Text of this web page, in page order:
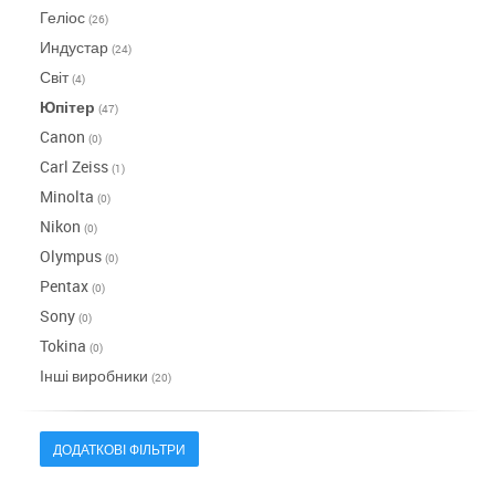
Геліос (26)
Индустар (24)
Світ(4)
Юпітер (47)
Canon (0)
Carl Zeiss (1)
Minolta (0)
Nikon (0)
Olympus (0)
Pentax (0)
Sony (0)
Tokina (0)
Інші виробники (20)
ДОДАТКОВІ ФІЛЬТРИ